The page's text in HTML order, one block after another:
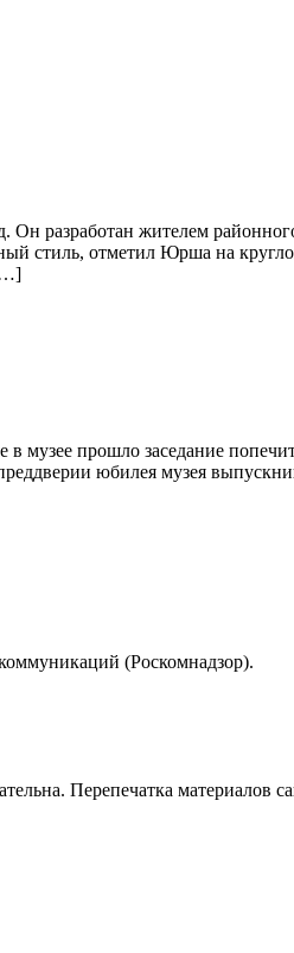
разработан жителем
стиль, отметил Юрша на
прошло заседание
юбилея музея
(Роскомнадзор).
Перепечатка материалов